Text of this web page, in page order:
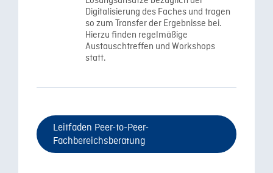
Digitalisierung des Faches und tragen
so zum Transfer der Ergebnisse bei.
Hierzu finden regelmäßige
Austauschtreffen und Workshops
statt.
Leitfaden Peer-to-Peer-
Fachbereichsberatung